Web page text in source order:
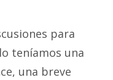
para
teníamos una
una breve